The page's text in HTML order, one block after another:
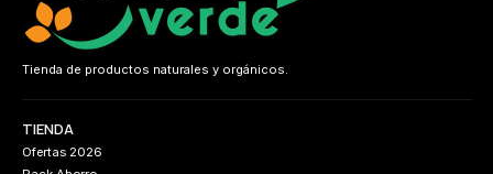
Tienda de productos naturales y orgánicos.
TIENDA
Ofertas 2026